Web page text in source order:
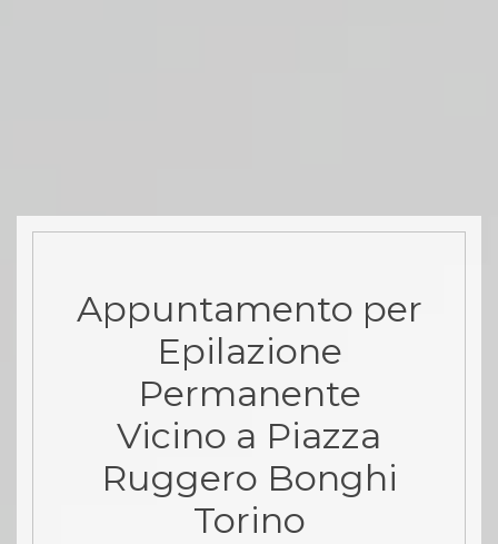
Appuntamento per
Epilazione
Permanente
Vicino a Piazza
Ruggero Bonghi
Torino